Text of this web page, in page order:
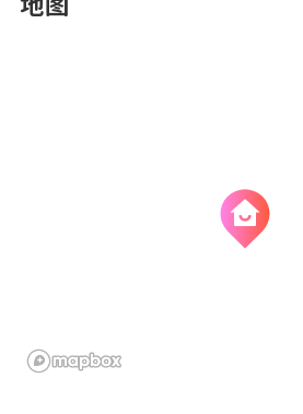
地图